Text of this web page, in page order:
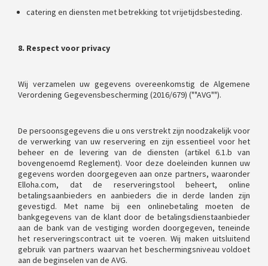
catering en diensten met betrekking tot vrijetijdsbesteding.
8. Respect voor privacy
Wij verzamelen uw gegevens overeenkomstig de Algemene
Verordening Gegevensbescherming (2016/679) (""AVG"").
De persoonsgegevens die u ons verstrekt zijn noodzakelijk voor
de verwerking van uw reservering en zijn essentieel voor het
beheer en de levering van de diensten (artikel 6.1.b van
bovengenoemd Reglement). Voor deze doeleinden kunnen uw
gegevens worden doorgegeven aan onze partners, waaronder
Elloha.com, dat de reserveringstool beheert, online
betalingsaanbieders en aanbieders die in derde landen zijn
gevestigd. Met name bij een onlinebetaling moeten de
bankgegevens van de klant door de betalingsdienstaanbieder
aan de bank van de vestiging worden doorgegeven, teneinde
het reserveringscontract uit te voeren. Wij maken uitsluitend
gebruik van partners waarvan het beschermingsniveau voldoet
aan de beginselen van de AVG.